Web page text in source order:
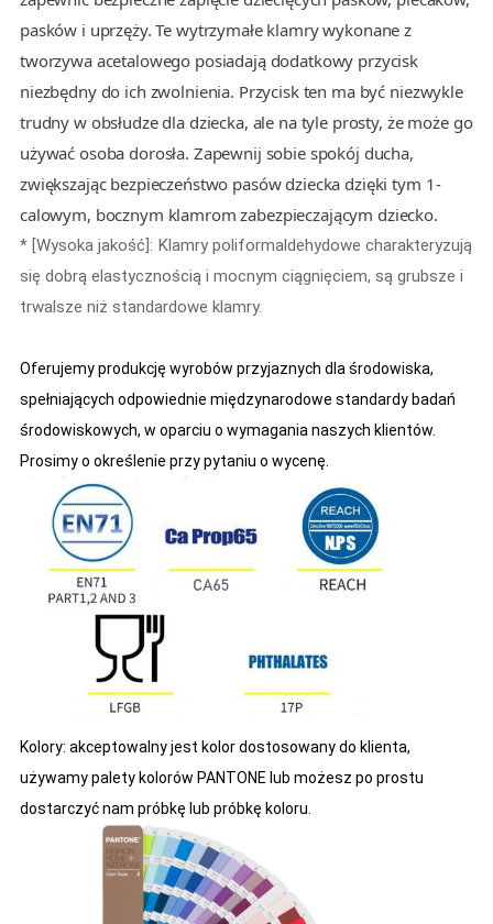
pasków i uprzęży. Te wytrzymałe klamry wykonane z
tworzywa acetalowego posiadają dodatkowy przycisk
niezbędny do ich zwolnienia. Przycisk ten ma być niezwykle
trudny w obsłudze dla dziecka, ale na tyle prosty, że może go
używać osoba dorosła. Zapewnij sobie spokój ducha,
zwiększając bezpieczeństwo pasów dziecka dzięki tym 1-
calowym, bocznym klamrom zabezpieczającym dziecko.
* [Wysoka jakość]: Klamry poliformaldehydowe charakteryzują
się dobrą elastycznością i mocnym ciągnięciem, są grubsze i
trwalsze niż standardowe klamry.
Oferujemy produkcję wyrobów przyjaznych dla środowiska,
spełniających odpowiednie międzynarodowe standardy badań
środowiskowych, w oparciu o wymagania naszych klientów.
Prosimy o określenie przy pytaniu o wycenę.
Kolory: akceptowalny jest kolor dostosowany do klienta,
używamy palety kolorów PANTONE lub możesz po prostu
dostarczyć nam próbkę lub próbkę koloru.